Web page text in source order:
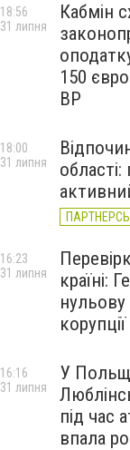
Кабмін
150
ВР
18:56
31 липня
18:00
31 липня
країні:
нульову
корупції
16:23
31 липня
У
під час
впала
16:16
31 липня